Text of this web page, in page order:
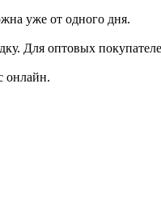
уже от одного дня.
Для оптовых
онлайн.